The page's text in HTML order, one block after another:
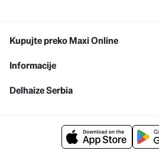
Kupujte preko Maxi Online
Informacije
Delhaize Serbia